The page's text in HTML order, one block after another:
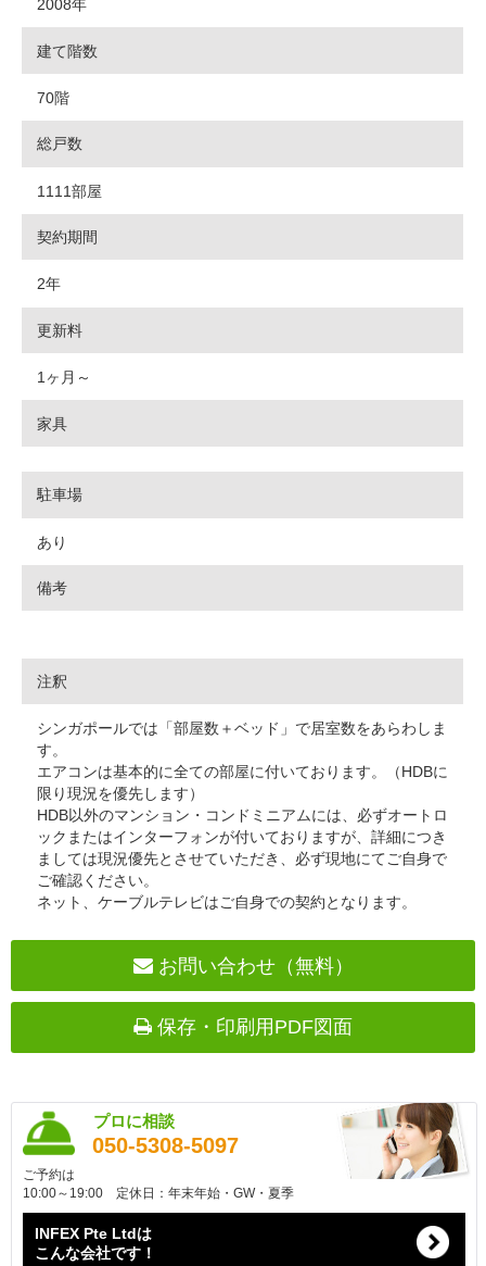
2008年
建て階数
70階
総戸数
1111部屋
契約期間
2年
更新料
1ヶ月～
家具
駐車場
あり
備考
注釈
シンガポールでは「部屋数＋ベッド」で居室数をあらわしま
す。
エアコンは基本的に全ての部屋に付いております。（HDBに
限り現況を優先します）
HDB以外のマンション・コンドミニアムには、必ずオートロ
ックまたはインターフォンが付いておりますが、詳細につき
ましては現況優先とさせていただき、必ず現地にてご自身で
ご確認ください。
ネット、ケーブルテレビはご自身での契約となります。
お問い合わせ（無料）
保存・印刷用PDF図面
プロに相談
ご予約は
050-5308-5097
10:00～19:00 定休日：年末年始・GW・夏季
INFEX Pte Ltdは
こんな会社です！